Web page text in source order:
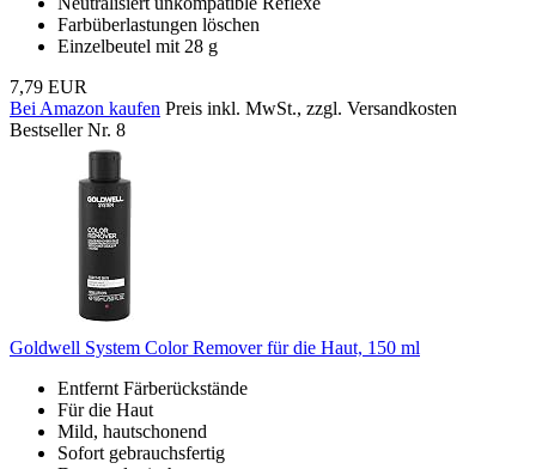
Farbüberlastungen löschen
Einzelbeutel mit 28 g
7,79 EUR
Bei Amazon kaufen Preis inkl. MwSt., zzgl. Versandkosten
Bestseller Nr. 8
Goldwell System Color Remover für die Haut, 150 ml
Entfernt Färberückstände
Für die Haut
Mild, hautschonend
Sofort gebrauchsfertig